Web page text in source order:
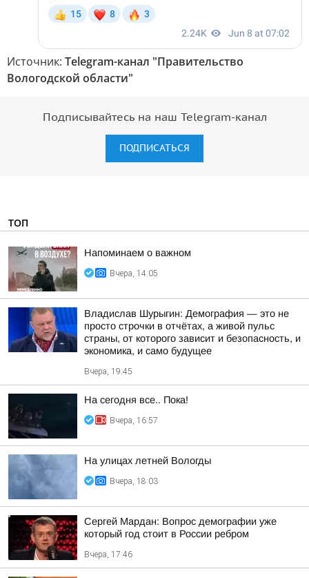
Источник: Telegram-канал "Правительство
Вологодской области"
Подписывайтесь на наш Telegram-канал
ПОДПИСАТЬСЯ
ТОП
Напоминаем о важном
Вчера, 14:05
Владислав Шурыгин: Демография — это не
просто строчки в отчётах, а живой пульс
страны, от которого зависит и безопасность, и
экономика, и само будущее
Вчера, 19:45
На сегодня все.. Пока!
Вчера, 16:57
На улицах летней Вологды
Вчера, 18:03
Сергей Мардан: Вопрос демографии уже
который год стоит в России ребром
Вчера, 17:46